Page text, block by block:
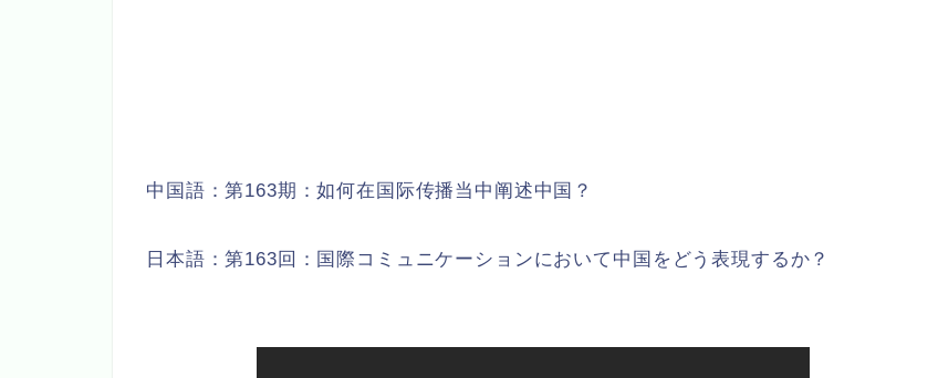
中国語：第163期：如何在国际传播当中阐述中国？
日本語：第163回：国際コミュニケーションにおいて中国をどう表現するか？